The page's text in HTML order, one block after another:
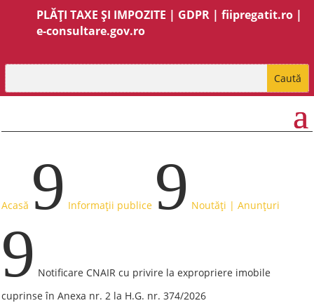
PLĂȚI TAXE ȘI IMPOZITE | GDPR |fiipregatit.ro |
e-consultare.gov.ro
Acasă 9 Informații publice 9 Noutăți | Anunțuri
9 Notificare CNAIR cu privire la expropriere imobile
cuprinse în Anexa nr. 2 la H.G. nr. 374/2026